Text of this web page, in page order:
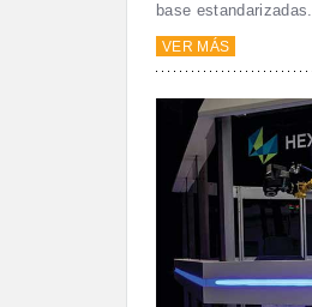
base estandarizadas.
VER MÁS